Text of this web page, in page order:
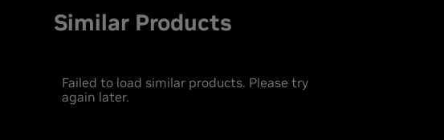
Similar Products
Failed to load similar products. Please try
again later.